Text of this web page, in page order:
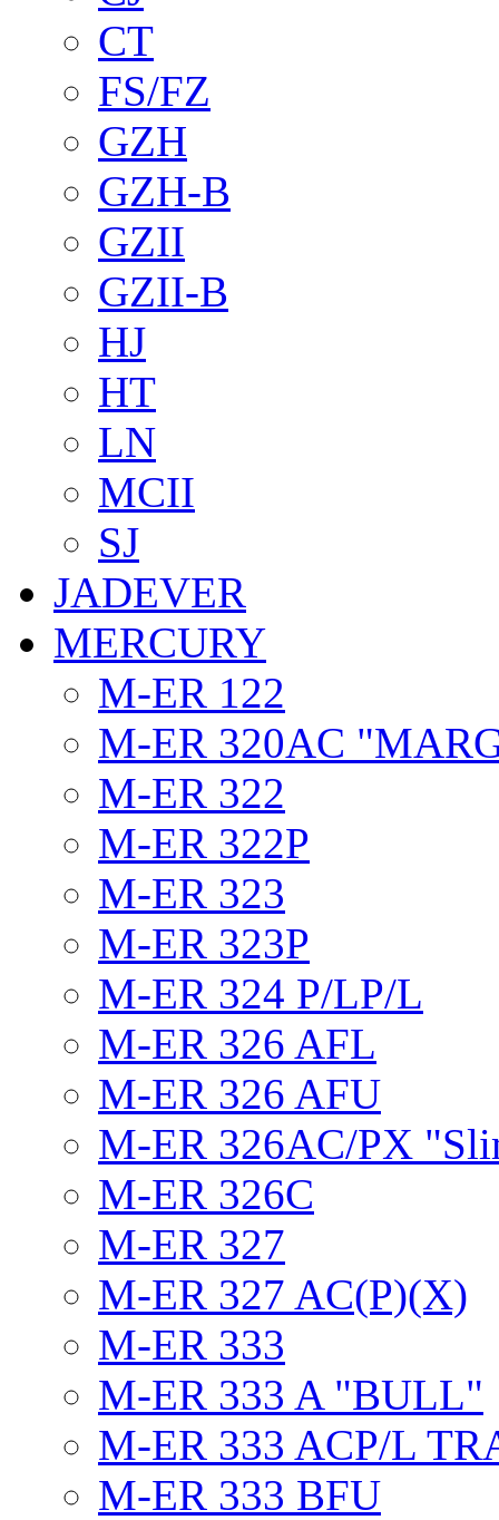
CT
FS/FZ
GZH
GZH-B
GZII
GZII-B
HJ
HT
LN
MCII
SJ
JADEVER
MERCURY
M-ER 122
M-ER 320AC
M-ER 322
M-ER 322P
M-ER 323
M-ER 323P
M-ER 324 P/LP/L
M-ER 326 AFL
M-ER 326 AFU
M-ER 326AC/PX
M-ER 326C
M-ER 327
M-ER 327 AC(P)(X)
M-ER 333
M-ER 333 A "BULL"
M-ER 333 ACP/L
M-ER 333 BFU